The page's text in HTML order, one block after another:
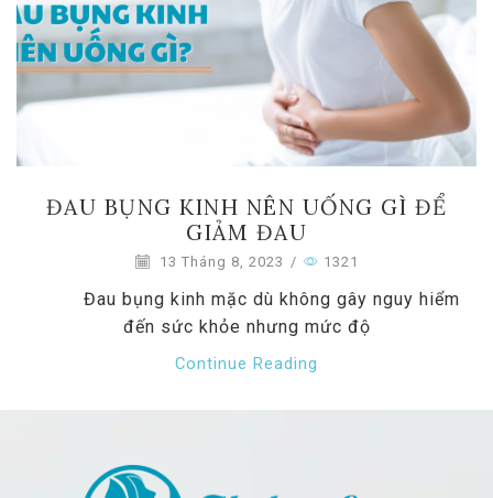
ĐAU BỤNG KINH NÊN UỐNG GÌ ĐỂ
GIẢM ĐAU
13 Tháng 8, 2023 / 1321
Đau bụng kinh mặc dù không gây nguy hiểm
đến sức khỏe nhưng mức độ
Continue Reading